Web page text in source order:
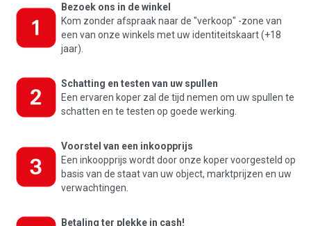
Bezoek ons in de winkel
Kom zonder afspraak naar de "verkoop" -zone van
een van onze winkels met uw identiteitskaart (+18
jaar).
Schatting en testen van uw spullen
Een ervaren koper zal de tijd nemen om uw spullen te
schatten en te testen op goede werking.
Voorstel van een inkoopprijs
Een inkoopprijs wordt door onze koper voorgesteld op
basis van de staat van uw object, marktprijzen en uw
verwachtingen.
Betaling ter plekke in cash!